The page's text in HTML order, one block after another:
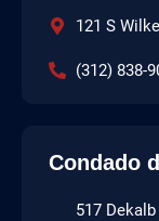
121 S
(312) 838-
Condado
517